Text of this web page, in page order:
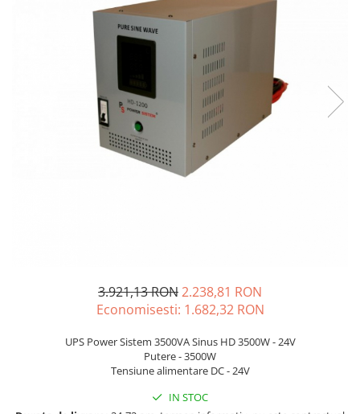
Incarcatoare acumulatori
Panouri fotovoltaice si accesorii
Panouri fotovoltaice
Sisteme prindere panouri
Controlere solare
Convertoare de tensiune
3.921,13 RON2.238,81 RON
Economisesti: 1.682,32 RON
UPS Power Sistem 3500VA Sinus HD 3500W - 24V
Putere - 3500W
Tensiune alimentare DC - 24V
IN STOC